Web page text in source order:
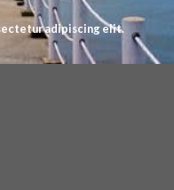
adipiscing elit.